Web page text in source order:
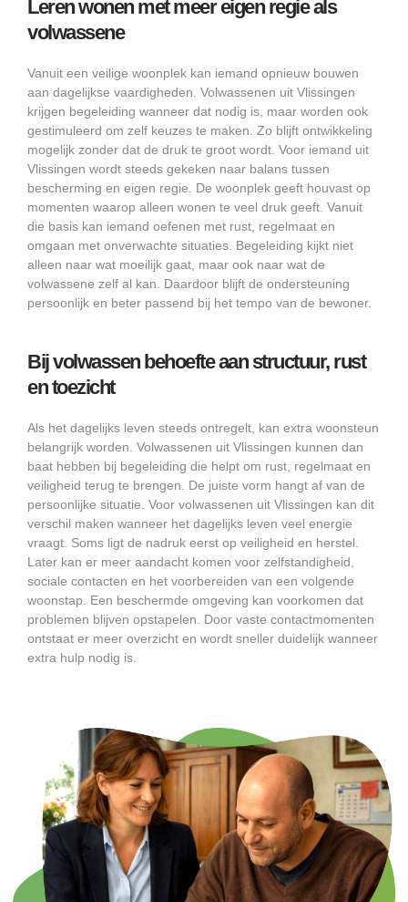
Leren wonen met meer eigen regie als
volwassene
Vanuit een veilige woonplek kan iemand opnieuw bouwen
aan dagelijkse vaardigheden. Volwassenen uit Vlissingen
krijgen begeleiding wanneer dat nodig is, maar worden ook
gestimuleerd om zelf keuzes te maken. Zo blijft ontwikkeling
mogelijk zonder dat de druk te groot wordt. Voor iemand uit
Vlissingen wordt steeds gekeken naar balans tussen
bescherming en eigen regie. De woonplek geeft houvast op
momenten waarop alleen wonen te veel druk geeft. Vanuit
die basis kan iemand oefenen met rust, regelmaat en
omgaan met onverwachte situaties. Begeleiding kijkt niet
alleen naar wat moeilijk gaat, maar ook naar wat de
volwassene zelf al kan. Daardoor blijft de ondersteuning
persoonlijk en beter passend bij het tempo van de bewoner.
Bij volwassen behoefte aan structuur, rust
en toezicht
Als het dagelijks leven steeds ontregelt, kan extra woonsteun
belangrijk worden. Volwassenen uit Vlissingen kunnen dan
baat hebben bij begeleiding die helpt om rust, regelmaat en
veiligheid terug te brengen. De juiste vorm hangt af van de
persoonlijke situatie. Voor volwassenen uit Vlissingen kan dit
verschil maken wanneer het dagelijks leven veel energie
vraagt. Soms ligt de nadruk eerst op veiligheid en herstel.
Later kan er meer aandacht komen voor zelfstandigheid,
sociale contacten en het voorbereiden van een volgende
woonstap. Een beschermde omgeving kan voorkomen dat
problemen blijven opstapelen. Door vaste contactmomenten
ontstaat er meer overzicht en wordt sneller duidelijk wanneer
extra hulp nodig is.